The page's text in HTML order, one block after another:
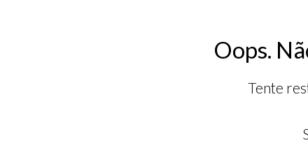
Oops.
Tente